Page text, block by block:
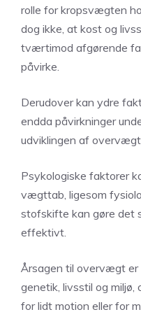
rolle for kropsvægten
dog ikke, at kost og
tværtimod afgørende
påvirke.
Derudover kan ydre
endda påvirkninger
udviklingen af overvægt.
Psykologiske faktorer
vægttab, ligesom
stofskifte kan gøre det
effektivt.
Årsagen til overvægt
genetik, livsstil og miljø,
for lidt motion eller for